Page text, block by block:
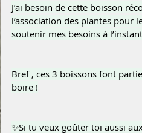
J’ai besoin de cette boisson
l’association des plantes pour
soutenir mes besoins à
Bref , ces 3 boissons font
boire !
✨Si tu veux goûter toi aussi